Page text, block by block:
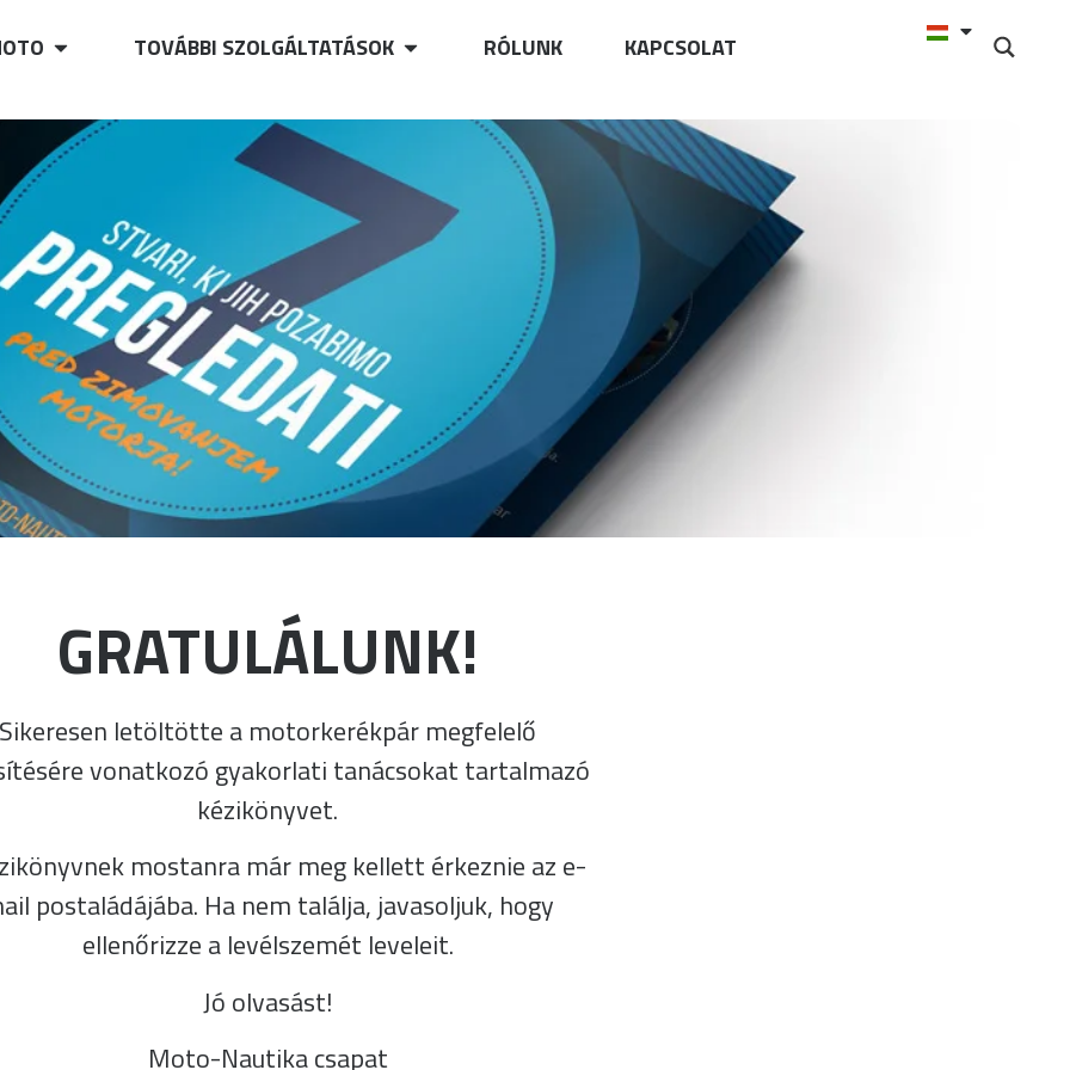
TOVÁBBI SZOLGÁLTATÁSOK RÓLUNK KAPCSOLAT
GRATULÁLUNK!
Sikeresen letöltötte a motorkerékpár megfelelő
vonatkozó gyakorlati tanácsokat tartalmazó
kézikönyvet.
mostanra már meg kellett érkeznie az e-
postaládájába. Ha nem találja, javasoljuk, hogy
ellenőrizze a levélszemét leveleit.
Jó olvasást!
Moto-Nautika csapat